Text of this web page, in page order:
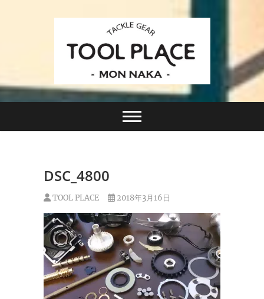
TACKLE GEAR
TOOL PLACE ツー
小さなルアーフィッシングショップ「ツールプレイ
ス」が門前仲町に近日オープン！
DSC_4800
TOOL PLACE 2018年3月16日